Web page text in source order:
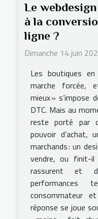
Le
à la
ligne ?
Dimanche 14 juin
Les boutiques
marche forcée,
mieux » s’impose
DTC. Mais au
reste porté par
pouvoir d’achat,
marchands : un
vendre, ou finit-il
rassurent et
performances
consommateur
réponse se joue